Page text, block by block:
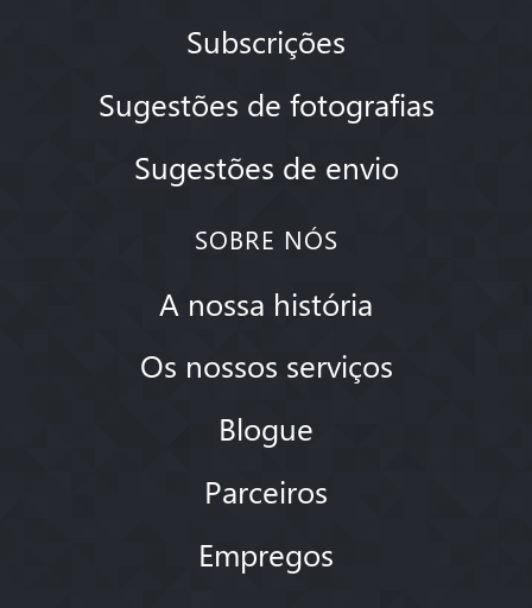
Subscrições
Sugestões de fotografias
Sugestões de envio
SOBRE NÓS
A nossa história
Os nossos serviços
Blogue
Parceiros
Empregos